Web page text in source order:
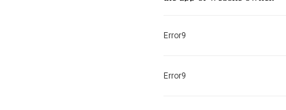
Error9
Error9